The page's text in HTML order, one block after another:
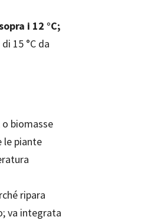
i 12 °C;
15 °C da
biomasse
le piante
ripara
va integrata